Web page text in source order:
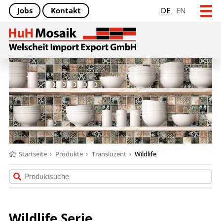
DE EN
Jobs Kontakt
Startseite › Produkte › Transluzent › Wildlife